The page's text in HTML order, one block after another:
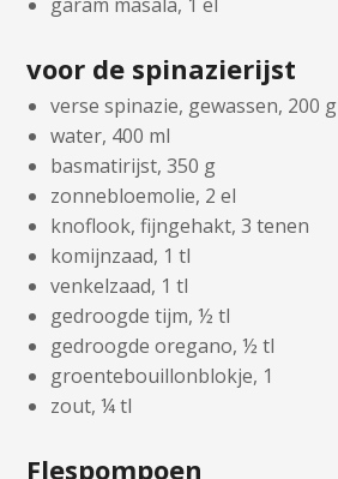
voor de spinazierijst
verse spinazie, gewassen, 200 g
water, 400 ml
basmatirijst, 350 g
zonnebloemolie, 2 el
knoflook, fijngehakt, 3 tenen
komijnzaad, 1 tl
venkelzaad, 1 tl
gedroogde tijm, ½ tl
gedroogde oregano, ½ tl
groentebouillonblokje, 1
zout, ¼ tl
Flespompoen